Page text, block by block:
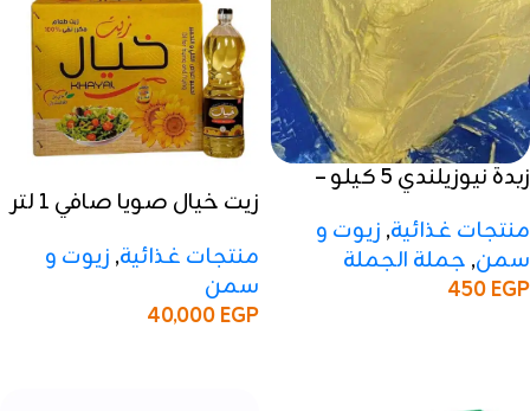
زبدة نيوزيلندي 5 كيلو –
منتجات غذائية, زيوت و
سمن, جملة الجملة
450EGP
زيت خيال صويا صافي 1 لتر
منتجات غذائية, زيوت و
سمن
40,000EGP